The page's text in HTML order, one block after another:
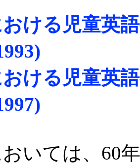
おける児童英
おける児童英
いては、60